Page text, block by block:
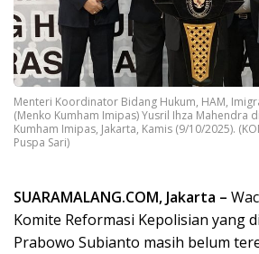
Menteri Koordinator Bidang Hukum, HAM,
(Menko Kumham Imipas) Yusril Ihza Mahendra
Kumham Imipas, Jakarta, Kamis (9/10/2025).
Puspa Sari)
SUARAMALANG.COM, Jakarta –
Komite Reformasi Kepolisian yang
Prabowo Subianto masih belum